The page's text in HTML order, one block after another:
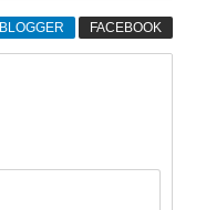
BLOGGER FACEBOOK